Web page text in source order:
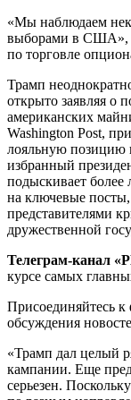
«Мы наблюдаем
выборами в США»,
по торговле
Трамп
открыто заявляя о
американских
Washington Post,
лояльную
избранный
подыскивает более
на ключевые посты,
представителями
дружественной
Телеграм-канал
курсе самых
Присоединяйтесь к
обсуждения
«Трамп дал целый
кампании. Еще
серьезен.